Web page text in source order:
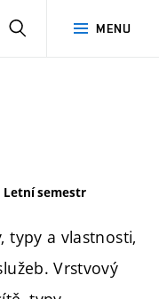
MENU
Letní semestr
typy a vlastnosti,
Vrstvový